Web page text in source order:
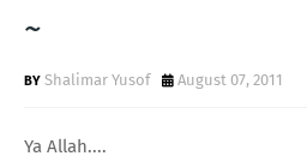
S
~
Shalimar Yusof August 07, 2011
Ya Allah....